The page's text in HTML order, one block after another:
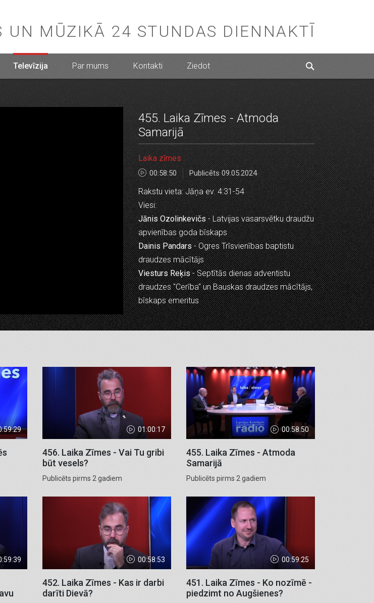
UN MŪZIKĀ 24 STUNDAS DIENNAKTĪ
Televīzija Par mums Kontakti Ziedot
455. Laika Zīmes - Atmoda
Samarijā
Laika zīmes
00:58:50 Publicēts 09.05.2024
Rakstu vieta: Jāņa ev. 4:31-54
Viesi:
Jānis Ozolinkevičs- Latvijas vasarsvētku draudžu
apvienības goda bīskaps
Dainis Pandars- Ogres Trīsvienības baptistu
draudzes mācītājs
Viesturs Reķis- Septītās dienas adventistu
draudzes "Cerība" un Bauskas draudzes mācītājs,
bīskaps emeritus
01:00:17
456. Laika Zīmes - Vai Tu gribi
būt vesels?
Publicēts pirms 2 gadiem
00:58:50
455. Laika Zīmes - Atmoda
Samarijā
Publicēts pirms 2 gadiem
00:58:53
452. Laika Zīmes - Kas ir darbi
darīti Dievā?
00:59:25
451. Laika Zīmes - Ko nozīmē -
piedzimt no Augšienes?